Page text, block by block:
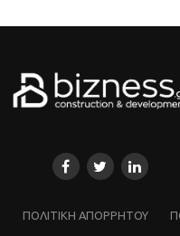
ΠΟΛΙΤΙΚΗ ΑΠΟΡΡΗΤΟΥ